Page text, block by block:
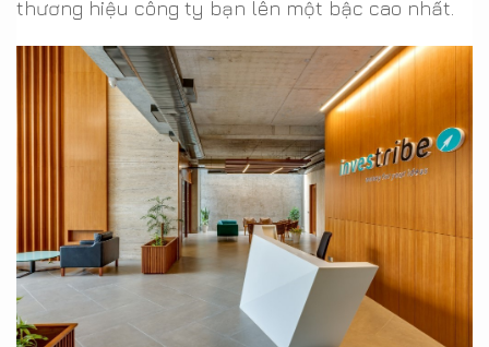
thương hiệu công ty bạn lên một bậc cao nhất.